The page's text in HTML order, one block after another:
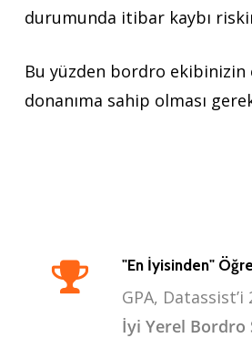
durumunda itibar kaybı
Bu yüzden bordro ekibinizin
donanıma sahip olması
"En İyisinden"
GPA, Datassist’i
İyi Yerel Bordro